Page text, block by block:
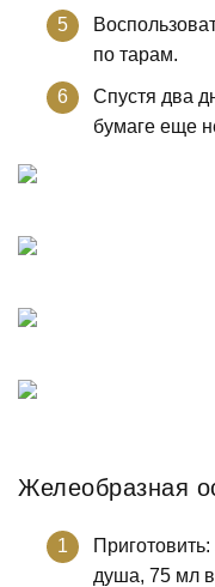
по тарам.
Спустя два
бумаге еще
Желеобразная
душа, 75 мл